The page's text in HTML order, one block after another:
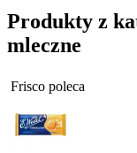
Produkty z
mleczne
Frisco poleca